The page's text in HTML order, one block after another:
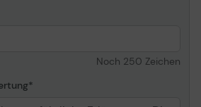
Noch 250 Zeichen